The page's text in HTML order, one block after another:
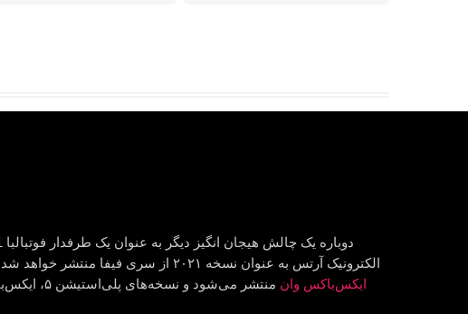
الکترونیک آرتس به عنوان نسخه ٢۰٢١ از سری فیفا منتشر خواهد شد. این ۲۸مین نسخه در سری فیفا است و در تاریخ ۹ اکتبر ۲۰۲۰ (۱۵ مهر ۱۳۹۹) برای
ایکس‌باکس وان منتشر می‌شود و نسخه‌های پلی‌استیشن ۵، ایکس‌باکس سری ایکس، استادیا و